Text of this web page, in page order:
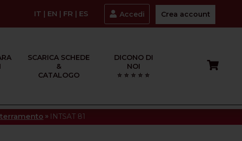
IT | EN | FR | ES Accedi Crea account
SCARICA SCHEDE
&
CATALOGO
DICONO DI
NOI
⭐ ⭐ ⭐ ⭐ ⭐
» INTSAT 81